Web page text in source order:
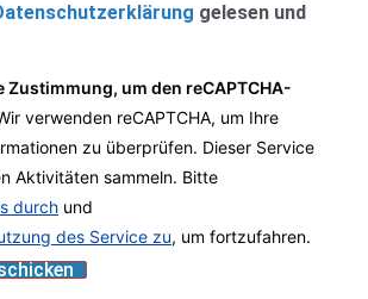
gelesen und
um den reCAPTCHA-
verwenden reCAPTCHA, um Ihre
zu überprüfen. Dieser Service
Aktivitäten sammeln. Bitte
durch und
des Service zu, um fortzufahren.